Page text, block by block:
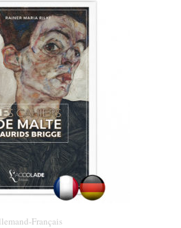
Français